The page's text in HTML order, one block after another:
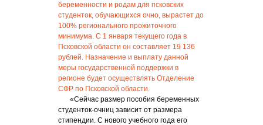
беременности и родам для псковских
студенток, обучающихся очно, вырастет до
100% регионального прожиточного
минимума. С 1 января текущего года в
Псковской области он составляет 19 136
рублей. Назначение и выплату данной
меры государственной поддержки в
регионе будет осуществлять Отделение
СФР по Псковской области.
«Сейчас размер пособия беременных
студенток-очниц зависит от размера
стипендии. С нового учебного года его